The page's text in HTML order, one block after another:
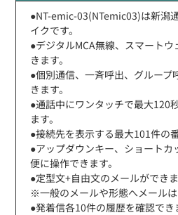
●NT-emic-03(NTemic03)は新潟
イクです。
●デジタルMCA無線、スマート
きます。
●個別通信、一斉呼出、グループ
きます。
●通話中にワンタッチで最大120
ます。
●接続先を表示する最大101件の
●アップダウンキー、ショート
便に操作できます。
●定型文+自由文のメールができま
※一般のメールや形態へメールは
●発着信各10件の履歴を確認でき